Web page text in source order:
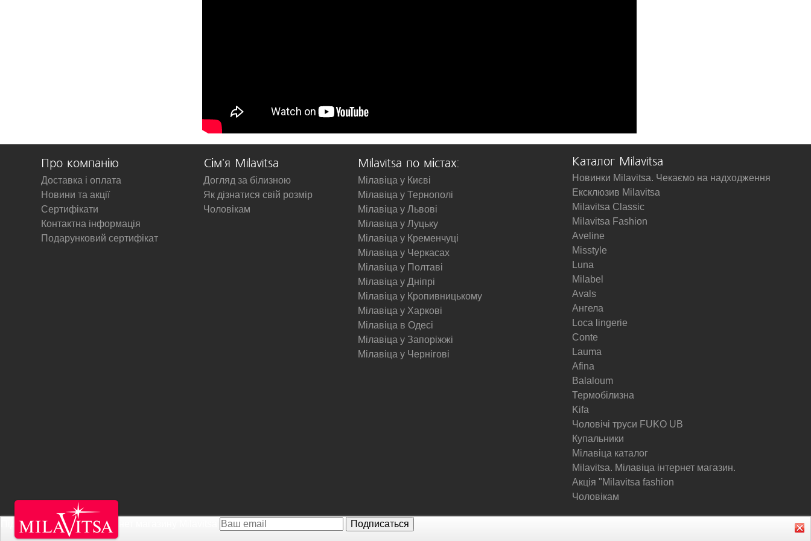
Про компанію
Доставка і оплата
Новини та акції
Сертифікати
Контактна інформація
Подарунковий сертифікат
Сім'я Milavitsa
Догляд за білизною
Як дізнатися свій розмір
Чоловікам
Milavitsa по містах:
Мілавіца у Києві
Мілавіца у Тернополі
Мілавіца у Львові
Мілавіца у Луцьку
Мілавіца у Кременчуці
Мілавіца у Черкасах
Мілавіца у Полтаві
Мілавіца у Дніпрі
Мілавіца у Кропивницькому
Мілавіца у Харкові
Мілавіца в Одесі
Мілавіца у Запоріжжі
Мілавіца у Чернігові
Каталог Milavitsa
Новинки Milavitsa. Чекаємо на надходження
Ексклюзив Milavitsa
Milavitsa Classic
Milavitsa Fashion
Aveline
Misstyle
Luna
Milabel
Avals
Ангела
Loca lingerie
Conte
Lauma
Afina
Balaloum
Термобілизна
Kifa
Чоловічі труси FUKO UB
Купальники
Мілавіца каталог
Milavitsa. Мілавіца інтернет магазин.
Акція "Milavitsa fashion
Чоловікам
Підписатися на Акції інтернет магазину © Milavitsa.